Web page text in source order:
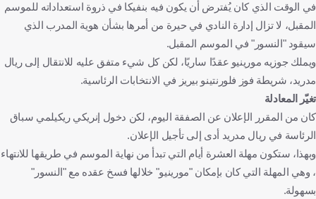
في الوقت الذي كان يُفترض أن يكون فيه بنفيكا في ذروة استعداداته للموسم
المقبل، لا تزال إدارة النادي في حيرة من أمرها بشأن هوية المدرب الذي
سيقود "النسور" في الموسم المقبل.
ويملك جوزيه مورينيو عقدًا ساريًا، لكن كل شيء متفق عليه للانتقال إلى ريال
مدريد، شريطة فوز فلورنتينو بيريز في الانتخابات الرئاسية.
تغيّر المعادلة
كان من المقرر الإعلان عن الصفقة اليوم، لكن دخول إنريكي ريكيلمي سباق
الرئاسة في ريال مدريد أدى إلى تأجيل الإعلان.
وبهذا، ستكون مهلة العشرة أيام التي تبدأ من نهاية الموسم في طريقها للانتهاء
، وهي المهلة التي كان بإمكان "مورينيو" خلالها فسخ عقده مع "النسور"
بسهولة.